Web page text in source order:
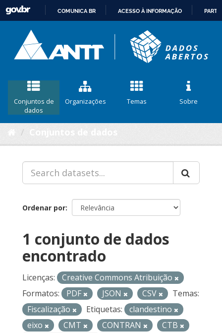
CONTEÚDO
COMUNICA BR ACESSO À INFORMAÇÃO
Conjuntos de
dados
Organizações Temas Sobre
Ordenar por
1 conjunto de dados
encontrado
Licenças:
Creative Commons Atribuição
Formatos:
PDF JSON CSV
Temas:
Fiscalização
Etiquetas:
clandestino
eixo
CMT CONTRAN CTB